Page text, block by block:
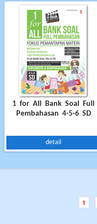
1 for All Bank Soal Full
Pembahasan 4-5-6 SD
detail
1